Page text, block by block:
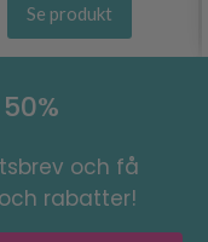
Se produkt
och få
rabatter!